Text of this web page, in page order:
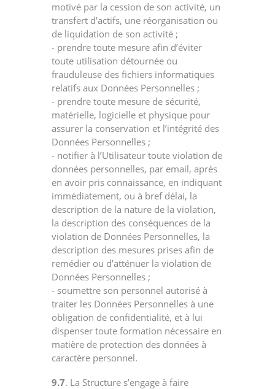
motivé par la cession de son activité, un
transfert d'actifs, une réorganisation ou
de liquidation de son activité ;
- prendre toute mesure afin d’éviter
toute utilisation détournée ou
frauduleuse des fichiers informatiques
relatifs aux Données Personnelles ;
- prendre toute mesure de sécurité,
matérielle, logicielle et physique pour
assurer la conservation et l’intégrité des
Données Personnelles ;
- notifier à l’Utilisateur toute violation de
données personnelles, par email, après
en avoir pris connaissance, en indiquant
immédiatement, ou à bref délai, la
description de la nature de la violation,
la description des conséquences de la
violation de Données Personnelles, la
description des mesures prises afin de
remédier ou d’atténuer la violation de
Données Personnelles ;
- soumettre son personnel autorisé à
traiter les Données Personnelles à une
obligation de confidentialité, et à lui
dispenser toute formation nécessaire en
matière de protection des données à
caractère personnel.
9.7. La Structure s’engage à faire